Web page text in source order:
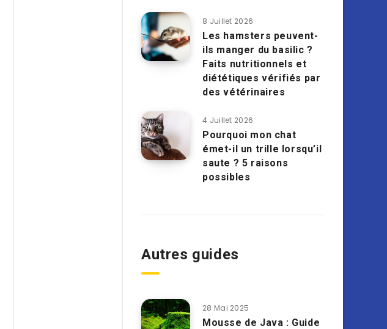
8 Juillet 2026
Les hamsters peuvent-
ils manger du basilic ?
Faits nutritionnels et
diététiques vérifiés par
des vétérinaires
4 Juillet 2026
Pourquoi mon chat
émet-il un trille lorsqu’il
saute ? 5 raisons
possibles
Autres guides
28 Mai 2025
Mousse de Java : Guide